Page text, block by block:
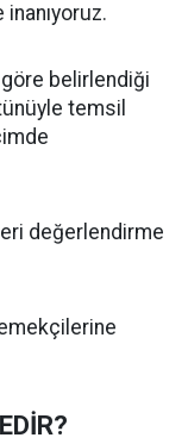
göre belirlendiği
temsil
değerlendirme